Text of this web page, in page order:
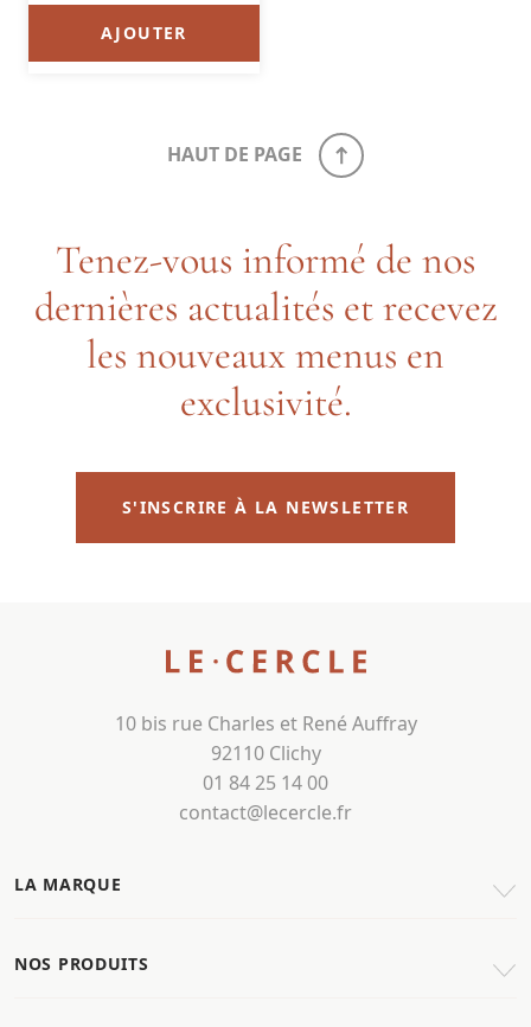
AJOUTER
HAUT DE PAGE
Tenez-vous informé de nos
dernières actualités et recevez
les nouveaux menus en
exclusivité.
S'INSCRIRE À LA NEWSLETTER
10 bis rue Charles et René Auffray
92110 Clichy
01 84 25 14 00
contact@lecercle.fr
LA MARQUE
NOS PRODUITS